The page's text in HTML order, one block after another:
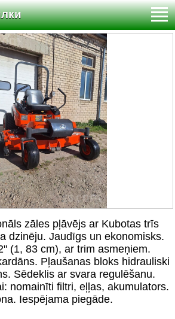
zāles pļāvējs ar Kubotas trīs
dzinēju. Jaudīgs un ekonomisks.
(1, 83 cm), ar trim asmeņiem.
Pļaušanas bloks hidrauliski
Sēdeklis ar svara regulēšanu.
nomainīti filtri, eļļas, akumulators.
Iespējama piegāde.